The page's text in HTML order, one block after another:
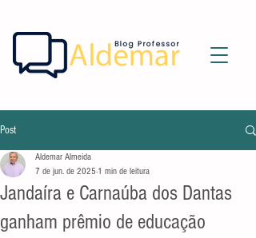
Post
Jandaíra e Carnaúba dos Dantas
ganham prêmio de educação
Aldemar Almeida
7 de jun. de 2025 1 min de leitura